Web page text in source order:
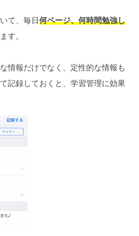
て、毎日 何ページ、何時間勉強し
す。
情報だけでなく、定性的な情報も
記録しておくと、学習管理に効果